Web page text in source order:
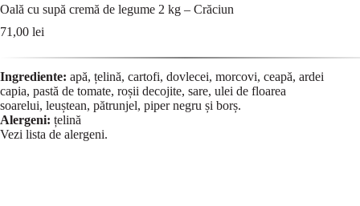
Oală cu supă cremă de legume 2 kg – Crăciun
71,00 lei
Ingrediente: apă, țelină, cartofi, dovlecei, morcovi, ceapă, ardei
capia, pastă de tomate, roșii decojite, sare, ulei de floarea
soarelui, leuștean, pătrunjel, piper negru și borș.
Alergeni: țelină
Vezi lista de alergeni.